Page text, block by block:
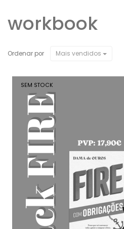
workbook
Ordenar por Mais vendidos
SEM STOCK